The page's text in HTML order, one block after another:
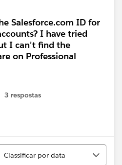
Salesforce.com ID for
I have tried
I can't find the
on Professional
3 respostas
Classificar por data